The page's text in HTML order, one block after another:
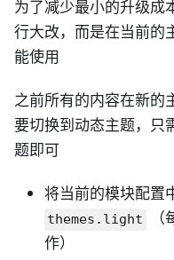
为了减少最小的升级成
行大改，而是在当前的
能使用
之前所有的内容在新的
要切换到动态主题，只
题即可
将当前的模块配置
themes.light
作）